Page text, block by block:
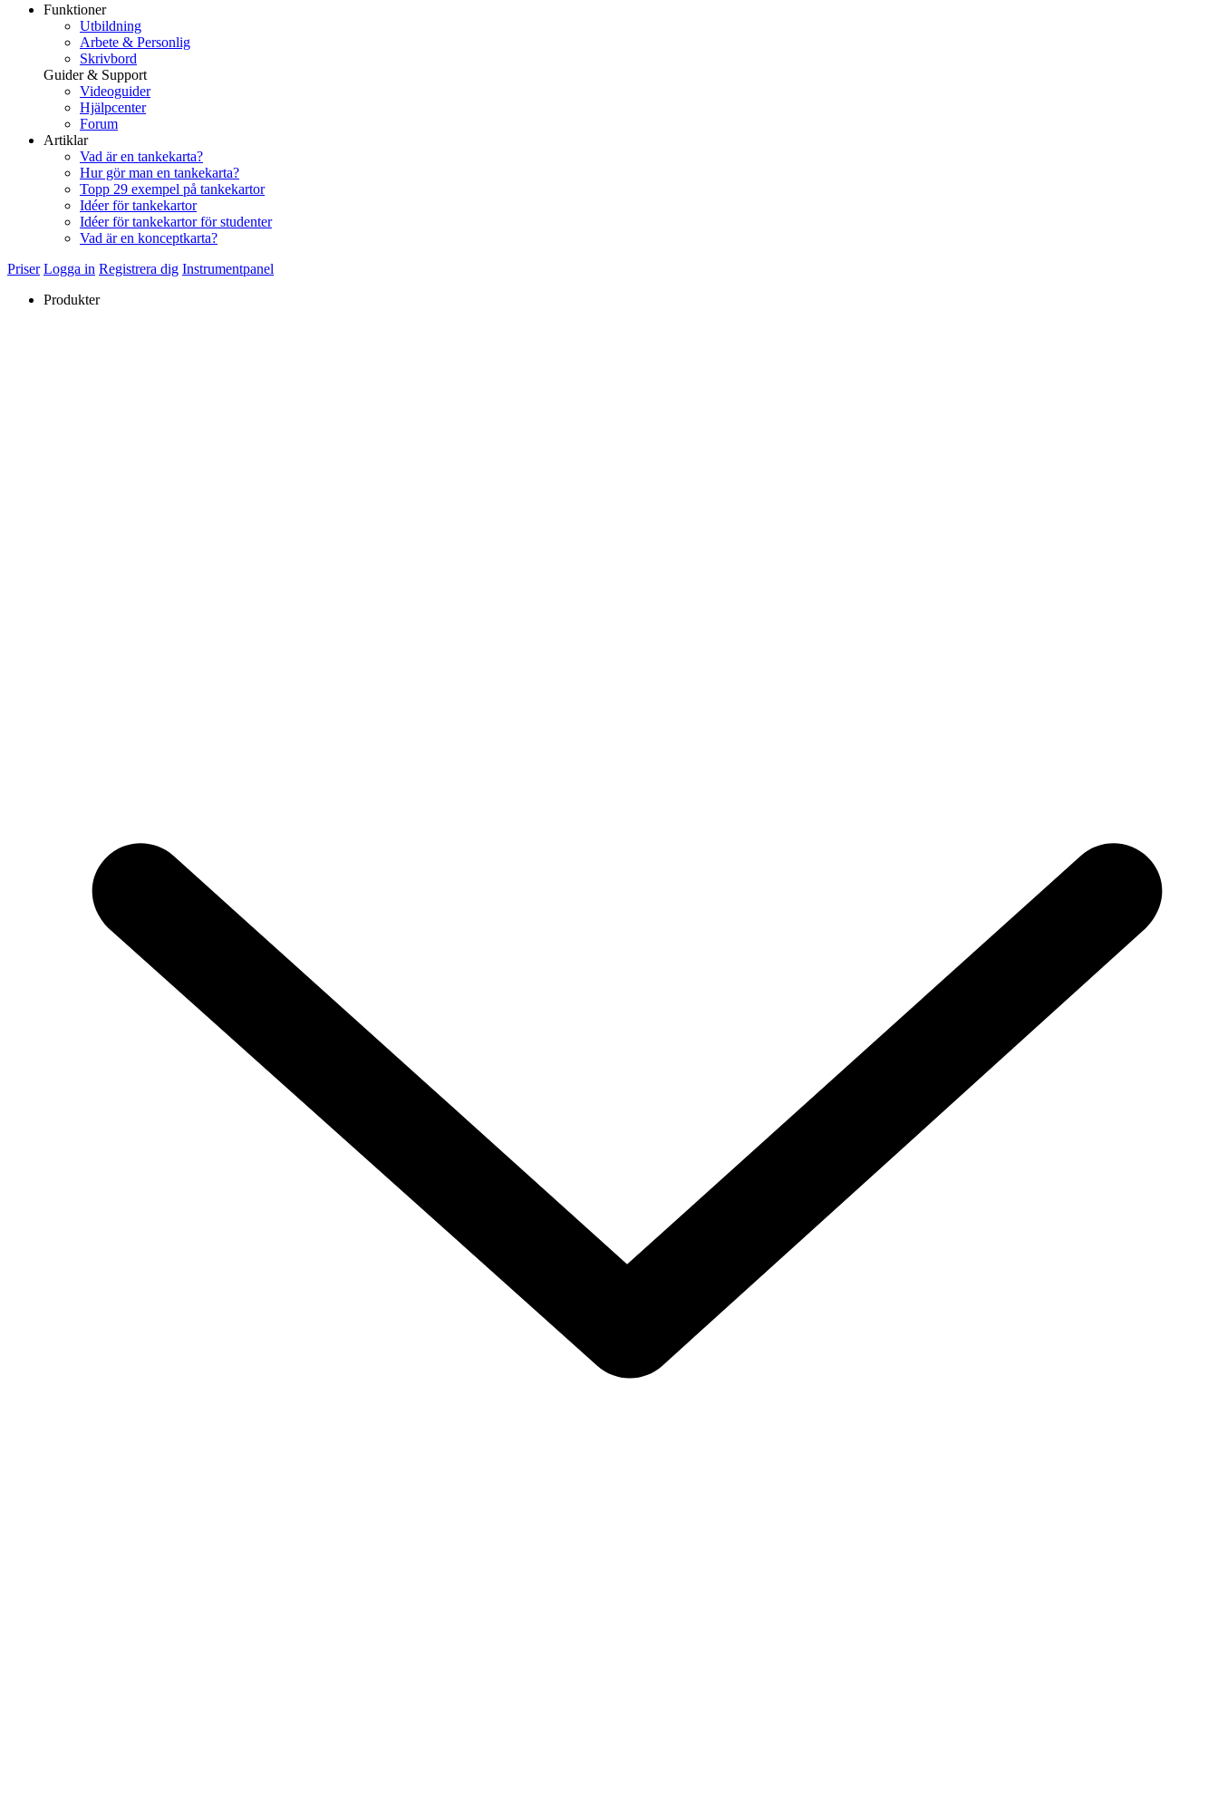
Funktioner
Utbildning
Arbete & Personlig
Skrivbord
Guider & Support
Videoguider
Hjälpcenter
Forum
Artiklar
Vad är en tankekarta?
Hur gör man en tankekarta?
Topp 29 exempel på tankekartor
Idéer för tankekartor
Idéer för tankekartor för studenter
Vad är en konceptkarta?
Priser Logga in Registrera dig Instrumentpanel
Produkter